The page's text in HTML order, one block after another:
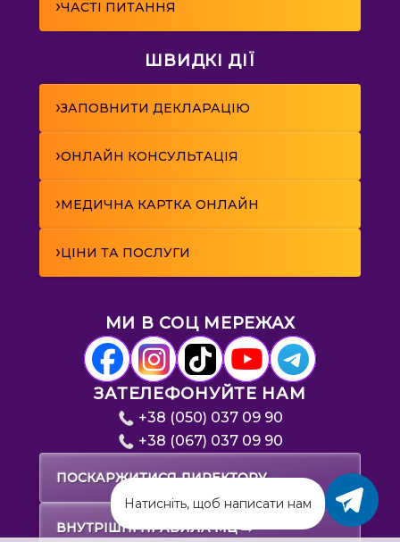
›ЧАСТІ ПИТАННЯ
ШВИДКІ ДІЇ
›ЗАПОВНИТИ ДЕКЛАРАЦІЮ
›ОНЛАЙН КОНСУЛЬТАЦІЯ
›МЕДИЧНА КАРТКА ОНЛАЙН
›ЦІНИ ТА ПОСЛУГИ
ПОСКАРЖИТИСЯ ДИРЕКТОРУ→
ВНУТРІШНІ ПРАВИЛА МЦ→
МИ В СОЦ МЕРЕЖАХ
ЗАТЕЛЕФОНУЙТЕ НАМ
+38 (050) 037 09 90
+38 (067) 037 09 90
Натисніть, щоб написати нам